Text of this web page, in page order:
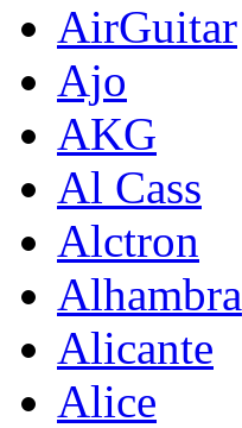
AirGuitar
Ajo
AKG
Al Cass
Alctron
Alhambra
Alicante
Alice